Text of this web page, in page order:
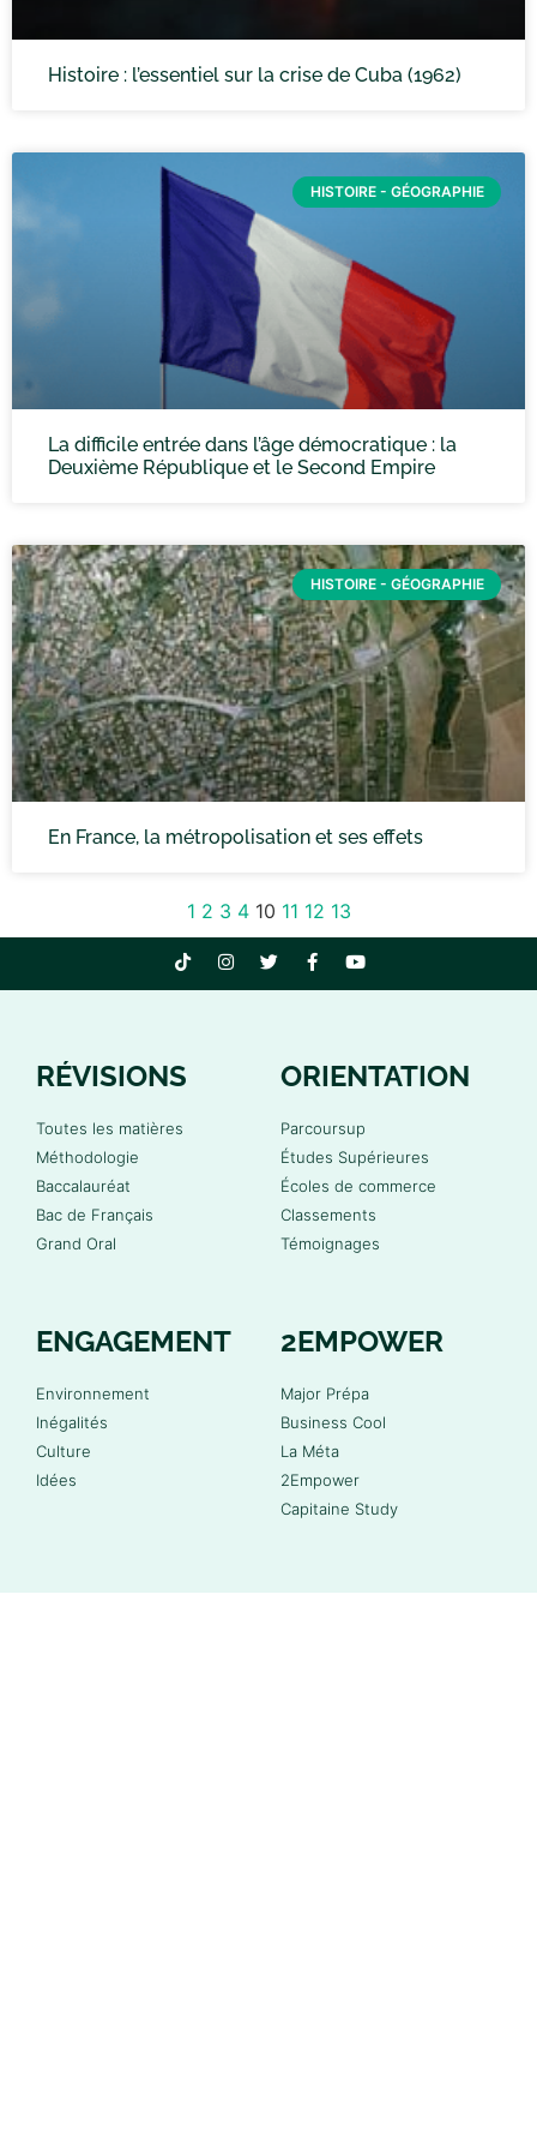
Histoire : l’essentiel sur la crise de Cuba (1962)
HISTOIRE - GÉOGRAPHIE
La difficile entrée dans l’âge démocratique : la
Deuxième République et le Second Empire
HISTOIRE - GÉOGRAPHIE
En France, la métropolisation et ses effets
1 2 3 4 10 11 12 13
RÉVISIONS
Toutes les matières
Méthodologie
Baccalauréat
Bac de Français
Grand Oral
ORIENTATION
Parcoursup
Études Supérieures
Écoles de commerce
Classements
Témoignages
ENGAGEMENT
Environnement
Inégalités
Culture
Idées
2EMPOWER
Major Prépa
Business Cool
La Méta
2Empower
Capitaine Study